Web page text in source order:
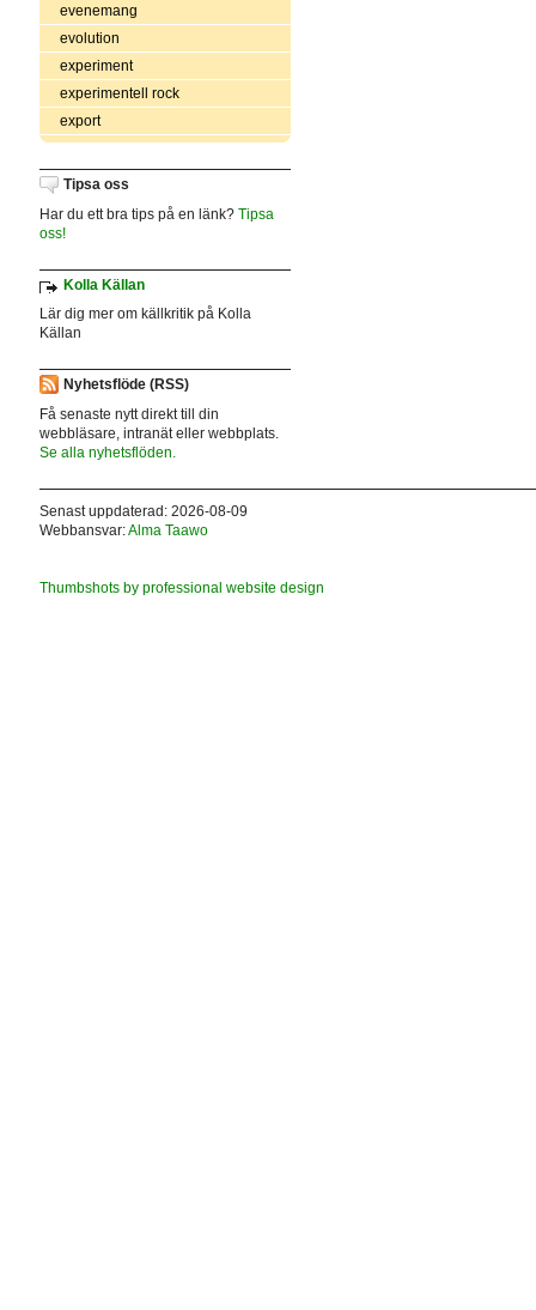
evenemang
evolution
experiment
experimentell rock
export
Tipsa oss
Har du ett bra tips på en länk? Tipsa
oss!
Kolla Källan
Lär dig mer om källkritik på Kolla
Källan
Nyhetsflöde (RSS)
Få senaste nytt direkt till din
webbläsare, intranät eller webbplats.
Se alla nyhetsflöden.
Senast uppdaterad: 2026-08-09
Webbansvar:Alma Taawo
Thumbshots by professional website design